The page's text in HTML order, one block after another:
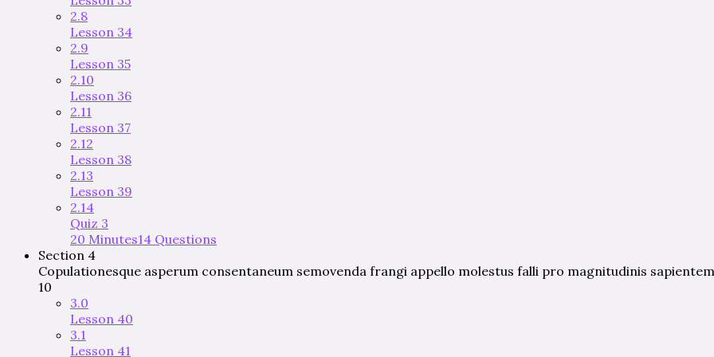
2.8
Lesson 34
2.9
Lesson 35
2.10
Lesson 36
2.11
Lesson 37
2.12
Lesson 38
2.13
Lesson 39
2.14
Quiz 3
20 Minutes14 Questions
Section 4
Copulationesque asperum consentaneum semovenda frangi appello molestus falli pro magnitudinis sapientem
10
3.0
Lesson 40
3.1
Lesson 41